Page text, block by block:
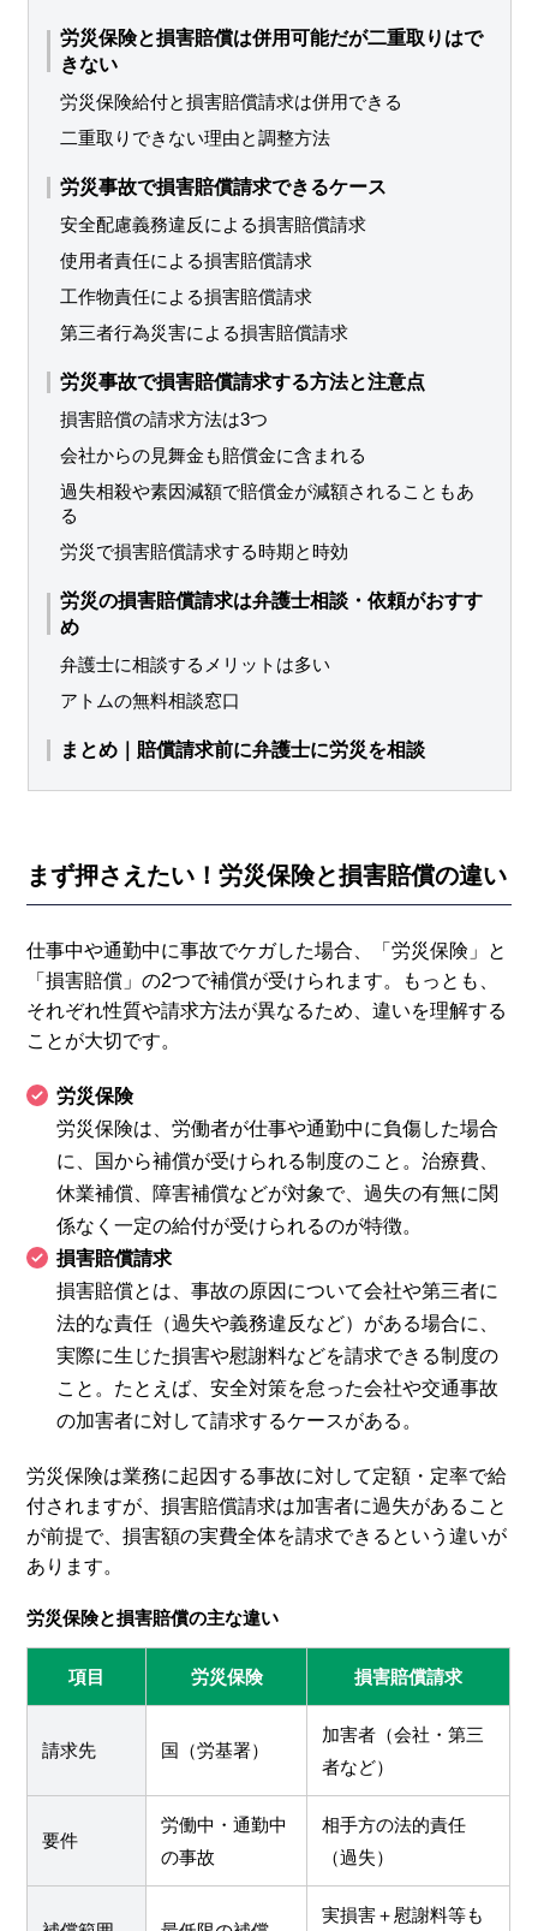
労災保険と損害賠償は併用可能だが二重取りはで
きない
労災保険給付と損害賠償請求は併用できる
二重取りできない理由と調整方法
労災事故で損害賠償請求できるケース
安全配慮義務違反による損害賠償請求
使用者責任による損害賠償請求
工作物責任による損害賠償請求
第三者行為災害による損害賠償請求
労災事故で損害賠償請求する方法と注意点
損害賠償の請求方法は3つ
会社からの見舞金も賠償金に含まれる
過失相殺や素因減額で賠償金が減額されることもあ
る
労災で損害賠償請求する時期と時効
労災の損害賠償請求は弁護士相談・依頼がおすす
め
弁護士に相談するメリットは多い
アトムの無料相談窓口
まとめ｜賠償請求前に弁護士に労災を相談
まず押さえたい！労災保険と損害賠償の違い
仕事中や通勤中に事故でケガした場合、「労災保険」と
「損害賠償」の2つで補償が受けられます。もっとも、
それぞれ性質や請求方法が異なるため、違いを理解する
ことが大切です。
労災保険
労災保険は、労働者が仕事や通勤中に負傷した場合
に、国から補償が受けられる制度のこと。治療費、
休業補償、障害補償などが対象で、過失の有無に関
係なく一定の給付が受けられるのが特徴。
損害賠償請求
損害賠償とは、事故の原因について会社や第三者に
法的な責任（過失や義務違反など）がある場合に、
実際に生じた損害や慰謝料などを請求できる制度の
こと。たとえば、安全対策を怠った会社や交通事故
の加害者に対して請求するケースがある。
労災保険は業務に起因する事故に対して定額・定率で給
付されますが、損害賠償請求は加害者に過失があること
が前提で、損害額の実費全体を請求できるという違いが
あります。
労災保険と損害賠償の主な違い
項目 労災保険 損害賠償請求
請求先 国（労基署）
加害者（会社・第三
者など）
要件
労働中・通勤中
の事故
相手方の法的責任
（過失）
実損害＋慰謝料等も